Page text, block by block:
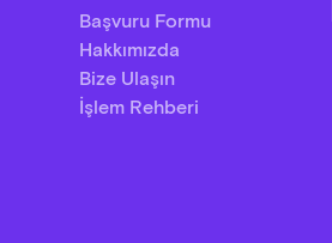
Başvuru Formu
Hakkımızda
Bize Ulaşın
İşlem Rehberi